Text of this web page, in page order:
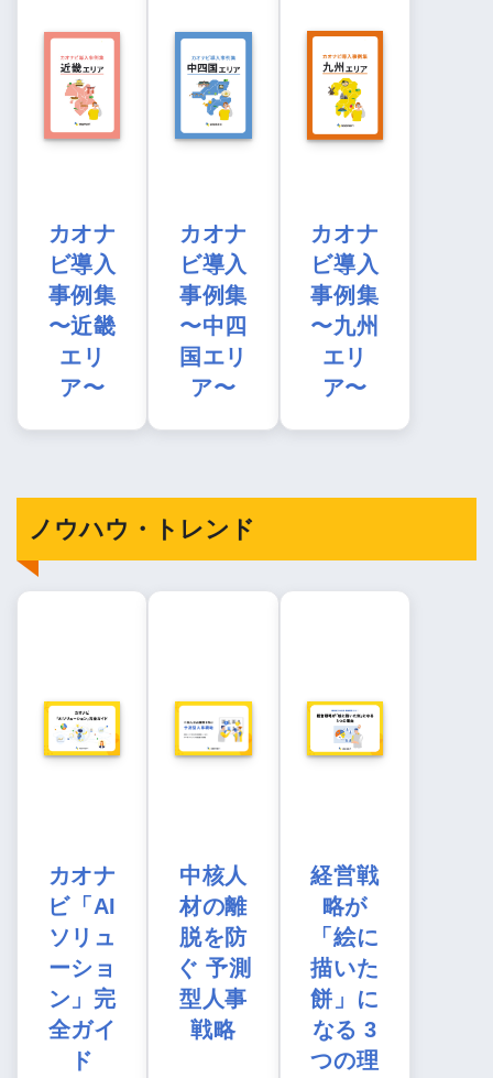
カオナ
ビ導入
事例集
〜近畿
エリ
ア〜
カオナ
ビ導入
事例集
〜中四
国エリ
ア〜
カオナ
ビ導入
事例集
〜九州
エリ
ア〜
ノウハウ・トレンド
カオナ
ビ「AI
ソリュ
ーショ
ン」完
全ガイ
ド
中核人
材の離
脱を防
ぐ 予測
型人事
戦略
経営戦
略が
「絵に
描いた
餅」に
なる 3
つの理